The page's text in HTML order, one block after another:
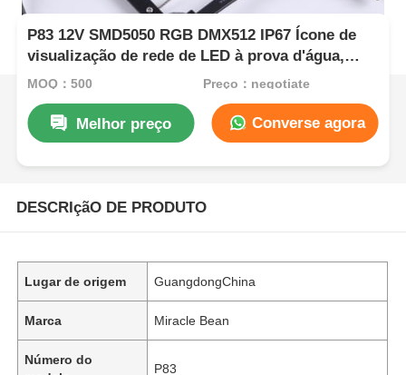
P83 12V SMD5050 RGB DMX512 IP67 Ícone de
visualização de rede de LED à prova d'água,
legível à luz solar, com ângulo de raio de 160°
MOQ：500 Preço：negotiate
Melhor preço Converse agora
DESCRIçãO DE PRODUTO
Lugar de origem GuangdongChina
Marca Miracle Bean
Número do
P83